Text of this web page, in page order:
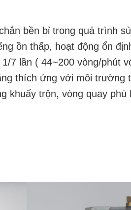
bền bỉ trong quá trình
ồn thấp, hoạt động ổn
7 lần ( 44~200 vòng/phút
thích ứng với môi trường
khuấy trộn, vòng quay phù